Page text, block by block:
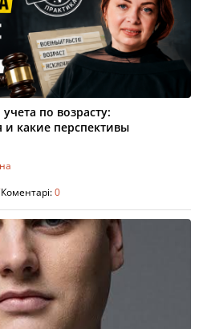
по возрасту:
и какие перспективы
Коментарі:0